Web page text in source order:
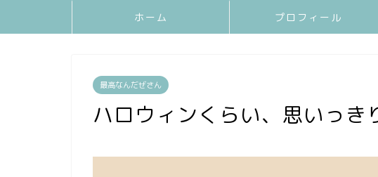
ホーム プロフィール
最高なんだぜさん
ハロウィンくらい、思いっき